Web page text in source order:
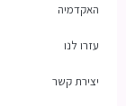
האקדמיה
עזרו לנו
יצירת קשר